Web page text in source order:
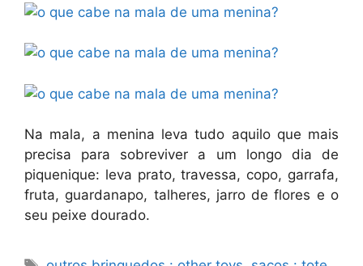
Na mala, a menina leva tudo aquilo que mais
precisa para sobreviver a um longo dia de
piquenique: leva prato, travessa, copo, garrafa,
fruta, guardanapo, talheres, jarro de flores e o
seu peixe dourado.
Etiquetas